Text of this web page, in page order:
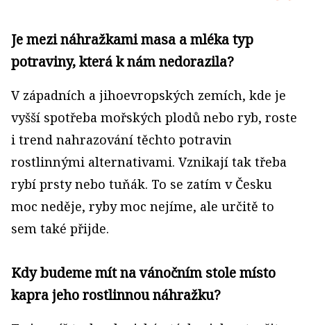
Je mezi náhražkami masa a mléka typ
potraviny, která k nám nedorazila?
V západních a jihoevropských zemích, kde je
vyšší spotřeba mořských plodů nebo ryb, roste
i trend nahrazování těchto potravin
rostlinnými alternativami. Vznikají tak třeba
rybí prsty nebo tuňák. To se zatím v Česku
moc neděje, ryby moc nejíme, ale určitě to
sem také přijde.
Kdy budeme mít na vánočním stole místo
kapra jeho rostlinnou náhražku?